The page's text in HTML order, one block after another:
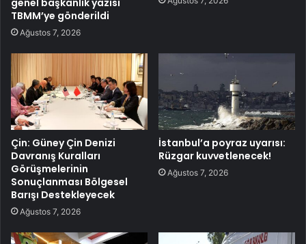
TBMM’ye gönderildi
Ağustos 7, 2026
Çin: Güney Çin Denizi
Davranış Kuralları
Görüşmelerinin
Sonuçlanması Bölgesel
Barışı Destekleyecek
Ağustos 7, 2026
İstanbul’a poyraz uyarısı:
Rüzgar kuvvetlenecek!
Ağustos 7, 2026